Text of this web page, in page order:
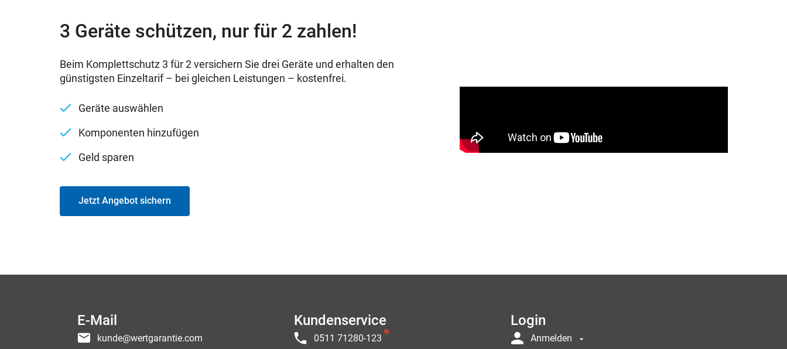
3 Geräte schützen, nur für 2 zahlen!
Beim Komplettschutz 3 für 2 versichern Sie drei Geräte und erhalten den
günstigsten Einzeltarif – bei gleichen Leistungen – kostenfrei.
Geräte auswählen
Komponenten hinzufügen
Geld sparen
Jetzt Angebot sichern
E-Mail
kunde@wertgarantie.com
Kundenservice
0511 71280-123
Login
Anmelden